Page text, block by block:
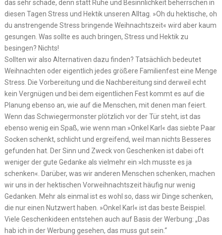
das sehr schade, denn statt Ruhe und Besinnlichkeit beherrschen in
diesen Tagen Stress und Hektik unseren Alltag. »Oh du hektische, oh
du anstrengende Stress bringende Weihnachtszeit« wird aber kaum
gesungen. Was sollte es auch bringen, Stress und Hektik zu
besingen? Nichts!
Sollten wir also Alternativen dazu finden? Tatsächlich bedeutet
Weihnachten oder eigentlich jedes größere Familienfest eine Menge
Stress. Die Vorbereitung und die Nachbereitung sind derweil echt
kein Vergnügen und bei dem eigentlichen Fest kommt es auf die
Planung ebenso an, wie auf die Menschen, mit denen man feiert.
Wenn das Schwiegermonster plötzlich vor der Tür steht, ist das
ebenso wenig ein Spaß, wie wenn man »Onkel Karl« das siebte Paar
Socken schenkt, schlicht und ergreifend, weil man nichts Besseres
gefunden hat. Der Sinn und Zweck von Geschenken ist dabei oft
weniger der gute Gedanke als vielmehr ein »Ich musste es ja
schenken«. Darüber, was wir anderen Menschen schenken, machen
wir uns in der hektischen Vorweihnachtszeit häufig nur wenig
Gedanken. Mehr als einmal ist es wohl so, dass wir Dinge schenken,
die nur einen Nutzwert haben. »Onkel Karl« ist das beste Beispiel.
Viele Geschenkideen entstehen auch auf Basis der Werbung: „Das
hab ich in der Werbung gesehen, das muss gut sein.“